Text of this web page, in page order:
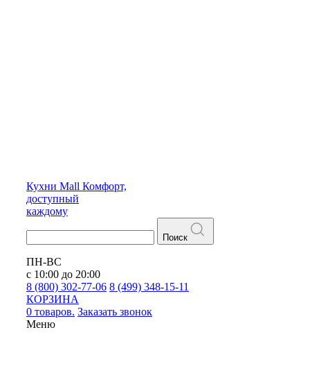
Кухни Mall Комфорт,
доступный
каждому
Поиск
ПН-ВС
с 10:00 до 20:00
8 (800) 302-77-06 8 (499) 348-15-11
КОРЗИНА
0 товаров. Заказать звонок
Меню